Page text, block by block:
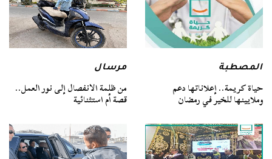
المصطبة
حياة كريمة.. إعلاناتها دعم
وملايينها للخير في رمضان
مرسال
من ظلمة الانفصال إلى نور العمل..
قصة أم استثنائية